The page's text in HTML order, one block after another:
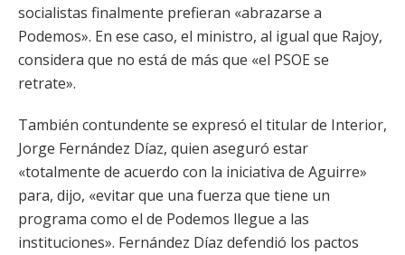
socialistas finalmente prefieran «abrazarse a
Podemos». En ese caso, el ministro, al igual que Rajoy,
considera que no está de más que «el PSOE se
retrate».
También contundente se expresó el titular de Interior,
Jorge Fernández Díaz, quien aseguró estar
«totalmente de acuerdo con la iniciativa de Aguirre»
para, dijo, «evitar que una fuerza que tiene un
programa como el de Podemos llegue a las
instituciones». Fernández Díaz defendió los pactos